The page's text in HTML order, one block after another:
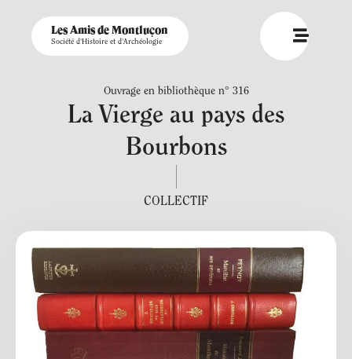
Les Amis de Montluçon
Société d'Histoire et d'Archéologie
Ouvrage en bibliothèque n° 316
La Vierge au pays des
Bourbons
COLLECTIF